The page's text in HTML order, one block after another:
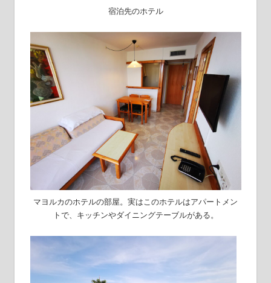
宿泊先のホテル
マヨルカのホテルの部屋。実はこのホテルはアパートメン
トで、キッチンやダイニングテーブルがある。